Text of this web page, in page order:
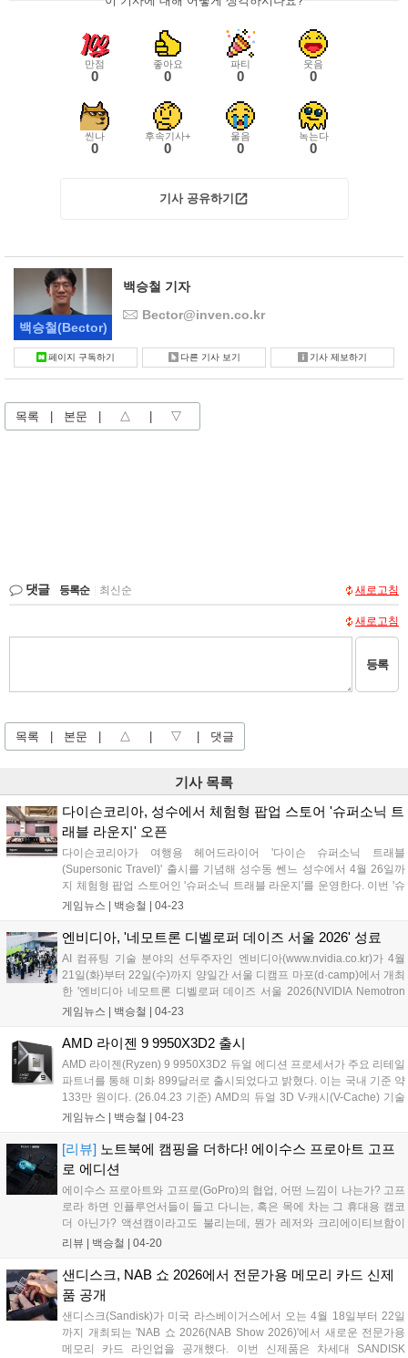
만점
0
좋아요
0
파티
0
웃음
0
씬나
0
후속기사+
0
울음
0
녹는다
0
기사 공유하기
백승철(Bector)
백승철 기자
Bector@inven.co.kr
페이지 구독하기 다른 기사 보기 기사 제보하기
목록 본문 △ ▽
댓글 등록순 최신순 새로고침
새로고침
등록
목록 본문 △ ▽ 댓글
기사 목록
다이슨코리아, 성수에서 체험형 팝업 스토어 '슈퍼소닉 트
래블 라운지' 오픈
다이슨코리아가 여행용 헤어드라이어 '다이슨 슈퍼소닉 트래블
(Supersonic Travel)' 출시를 기념해 성수동 쎈느 성수에서 4월 26일까
지 체험형 팝업 스토어인 '슈퍼소닉 트래블 라운지'를 운영한다. 이번 '슈
퍼소닉 트래블 라운지' 팝업 스토어는 여행을 떠나는 순간의 설렘과, 자
냈다. 방문객은 팝업에 방문해 전용 패스포트와 항공권을 가지고 선호하
는 여행지를 선택 후 각 공간에서 스탬프 미션을 수행할 수 있다....
게임뉴스 | 백승철 04-23
엔비디아, '네모트론 디벨로퍼 데이즈 서울 2026' 성료
AI 컴퓨팅 기술 분야의 선두주자인 엔비디아(www.nvidia.co.kr)가 4월
21일(화)부터 22일(수)까지 양일간 서울 디캠프 마포(d·camp)에서 개최
한 '엔비디아 네모트론 디벨로퍼 데이즈 서울 2026(NVIDIA Nemotron
Developer Days Seoul 2026)'이 국내 AI 개발자들의 뜨거운 관심 속에
론'을 중심으로 한국 AI 산업 성장을 지원하고 글로벌 소버린 AI 생태계
구축을 가속화하기 위해 마련됐다. 현장에는 국내 AI 개발자, 연구자, 산
업 리더 약 500명이 참석해 엔비디아 네모트론 팀과 직접 소통하며 모델
·데이터·AI 에이전트 개발에 대한 최신 기술 트렌드와 인사이트를 공유
했다....
게임뉴스 | 백승철 04-23
AMD 라이젠 9 9950X3D2 출시
AMD 라이젠(Ryzen) 9 9950X3D2 듀얼 에디션 프로세서가 주요 리테일
파트너를 통해 미화 899달러로 출시되었다고 밝혔다. 이는 국내 기준 약
133만 원이다. (26.04.23 기준) AMD의 듀얼 3D V-캐시(V-Cache) 기술
이 적용된 세계 최초의 데스크톱 프로세서인 9950X3D2는 복잡하고 지
었다. 또한 새로운 메인보드나 메모리 교체 없이 AM5 플랫폼에서 강력
한 성능과 향상된 처리량을 제공한다....
게임뉴스 | 백승철 04-23
[리뷰] 노트북에 캠핑을 더하다! 에이수스 프로아트 고프
로 에디션
에이수스 프로아트와 고프로(GoPro)의 협업, 어떤 느낌이 나는가? 고프
로라 하면 인플루언서들이 들고 다니는, 혹은 목에 차는 그 휴대용 캠코
더 아닌가? 액션캠이라고도 불리는데, 뭔가 레저와 크리에이티브함이
섞인, 감성으로 얘기하자면 캠핑 감성이 물씬 풍기는데, 에이수스의 프
쳐 '에이수스 프로아트 고프로 에디션(ProArt GoPro Edition) PX13'를 선
보였다....
리뷰 | 백승철 04-20
샌디스크, NAB 쇼 2026에서 전문가용 메모리 카드 신제
품 공개
샌디스크(Sandisk)가 미국 라스베이거스에서 오는 4월 18일부터 22일
까지 개최되는 'NAB 쇼 2026(NAB Show 2026)'에서 새로운 전문가용
메모리 카드 라인업을 공개했다. 이번 신제품은 차세대 SANDISK